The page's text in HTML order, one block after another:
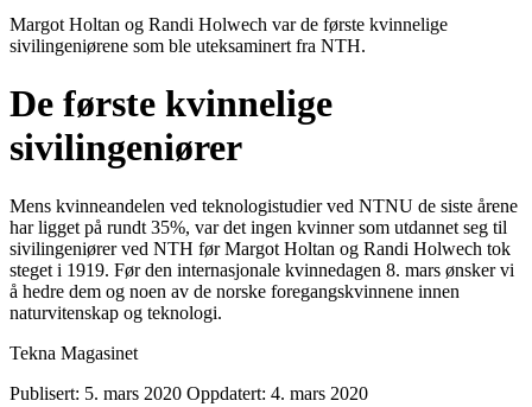
Margot Holtan og Randi Holwech var de første kvinnelige
sivilingeniørene som ble uteksaminert fra NTH.
De første kvinnelige
sivilingeniører
Mens kvinneandelen ved teknologistudier ved NTNU de siste årene
har ligget på rundt 35%, var det ingen kvinner som utdannet seg til
sivilingeniører ved NTH før Margot Holtan og Randi Holwech tok
steget i 1919. Før den internasjonale kvinnedagen 8. mars ønsker vi
å hedre dem og noen av de norske foregangskvinnene innen
naturvitenskap og teknologi.
Tekna Magasinet
Publisert: 5. mars 2020 Oppdatert: 4. mars 2020